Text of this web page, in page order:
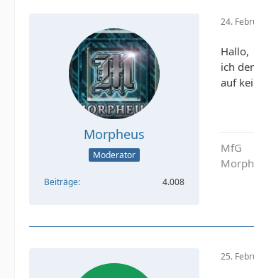
Morpheus
Moderator
Beiträge 4.008
24.
Hallo,
ich
auf
MfG
25.